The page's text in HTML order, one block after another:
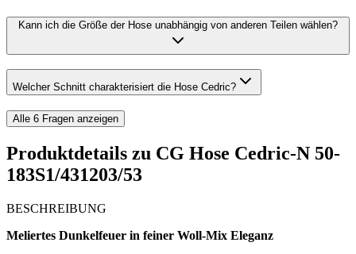
Kann ich die Größe der Hose unabhängig von anderen Teilen wählen?
Welcher Schnitt charakterisiert die Hose Cedric?
Alle 6 Fragen anzeigen
Produktdetails zu CG Hose Cedric-N 50-
183S1/431203/53
BESCHREIBUNG
Meliertes Dunkelfeuer in feiner Woll-Mix Eleganz